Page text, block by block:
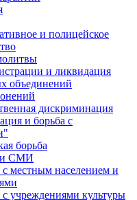
и полицейское
и ликвидация
объединений
дискриминация
и борьба с
борьба
и СМИ
местным населением и
учреждениями культуры